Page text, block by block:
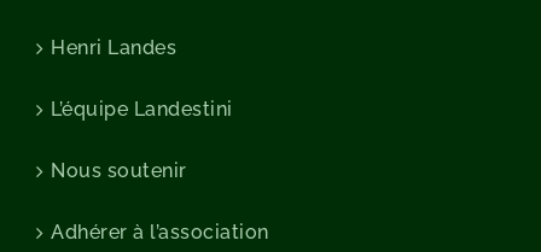
Henri Landes
L’équipe Landestini
Nous soutenir
Adhérer à l’association